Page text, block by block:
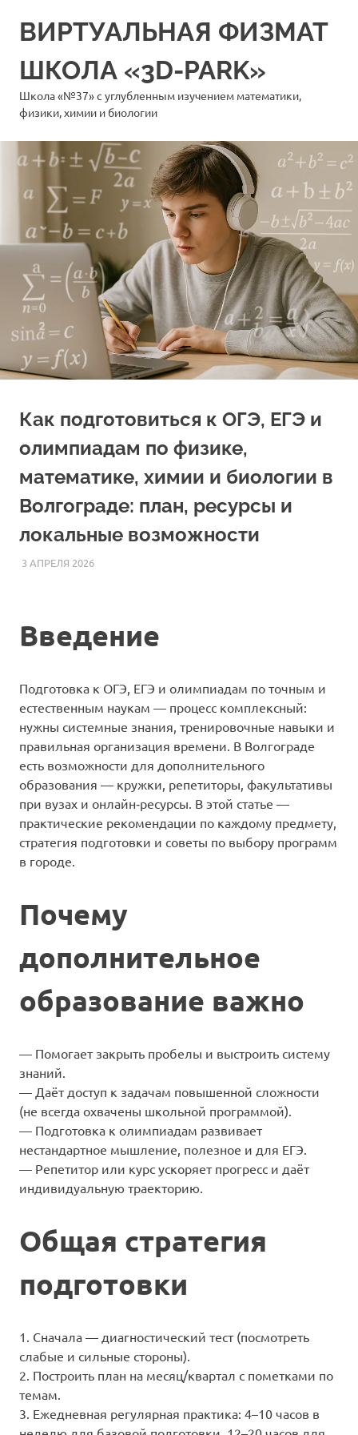
ВИРТУАЛЬНАЯ ФИЗМАТ
ШКОЛА «3D-PARK»
Школа «№37» с углубленным изучением математики,
физики, химии и биологии
Как подготовиться к ОГЭ, ЕГЭ и
олимпиадам по физике,
математике, химии и биологии в
Волгограде: план, ресурсы и
локальные возможности
3 АПРЕЛЯ 2026FOREIGNSCHOOL
СТАТЬИ
Введение
Подготовка к ОГЭ, ЕГЭ и олимпиадам по точным и
естественным наукам — процесс комплексный:
нужны системные знания, тренировочные навыки и
правильная организация времени. В Волгограде
есть возможности для дополнительного
образования — кружки, репетиторы, факультативы
при вузах и онлайн‑ресурсы. В этой статье —
практические рекомендации по каждому предмету,
стратегия подготовки и советы по выбору программ
в городе.
Почему
дополнительное
образование важно
— Помогает закрыть пробелы и выстроить систему
знаний.
— Даёт доступ к задачам повышенной сложности
(не всегда охвачены школьной программой).
— Подготовка к олимпиадам развивает
нестандартное мышление, полезное и для ЕГЭ.
— Репетитор или курс ускоряет прогресс и даёт
индивидуальную траекторию.
Общая стратегия
подготовки
1. Сначала — диагностический тест (посмотреть
слабые и сильные стороны).
2. Построить план на месяц/квартал с пометка­ми по
темам.
3. Ежедневная регулярная практика: 4–10 часов в